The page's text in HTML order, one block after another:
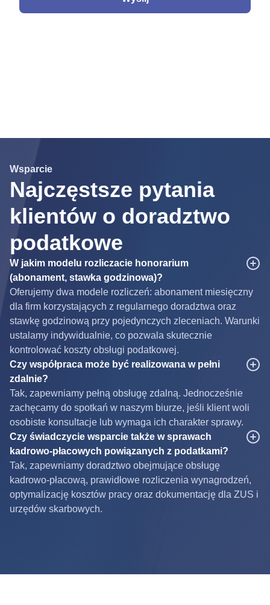
Wsparcie
Najczęstsze pytania
klientów o doradztwo
podatkowe
W jakim modelu rozliczacie honorarium
(abonament, stawka godzinowa)?
Oferujemy dwa modele rozliczeń: abonament miesięczny
dla firm korzystających z regularnego doradztwa oraz
stawkę godzinową przy pojedynczych zleceniach. Warunki
ustalamy indywidualnie, co pozwala skutecznie
kontrolować koszty obsługi podatkowej.
Czy współpraca może być realizowana w pełni
zdalnie?
Tak, zapewniamy pełną obsługę zdalną. Jednocześnie
zachęcamy do spotkań w naszym biurze, jeśli klient woli
osobiste konsultacje lub wymaga ich charakter sprawy.
Czy świadczycie wsparcie także w sprawach
kadrowo-płacowych powiązanych z podatkami?
Tak, zapewniamy doradztwo obejmujące obsługę
kadrowo-płacową, prawidłowe rozliczenia wynagrodzeń,
optymalizację kosztów pracy oraz dokumentację dla ZUS i
urzędów skarbowych.